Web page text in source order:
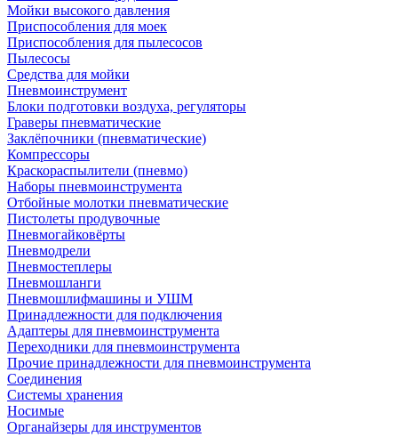
Мойки высокого давления
Приспособления для моек
Приспособления для пылесосов
Пылесосы
Средства для мойки
Пневмоинструмент
Блоки подготовки воздуха, регуляторы
Граверы пневматические
Заклёпочники (пневматические)
Компрессоры
Краскораспылители (пневмо)
Наборы пневмоинструмента
Отбойные молотки пневматические
Пистолеты продувочные
Пневмогайковёрты
Пневмодрели
Пневмостеплеры
Пневмошланги
Пневмошлифмашины и УШМ
Принадлежности для подключения
Адаптеры для пневмоинструмента
Переходники для пневмоинструмента
Прочие принадлежности для пневмоинструмента
Соединения
Системы хранения
Носимые
Органайзеры для инструментов